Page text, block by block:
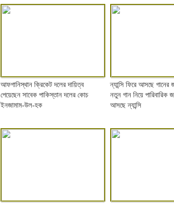
আফগানিস্থান ক্রিকেট দলের দায়িত্ব
পেয়েছেন সাবেক পাকিস্তান দলের কোচ
ইনজামাম-উল-হক
ন্যান্সি ফিরে আসছে গানের
নতুন গান নিয়ে পারিবারিক
আসছে ন্যান্সি